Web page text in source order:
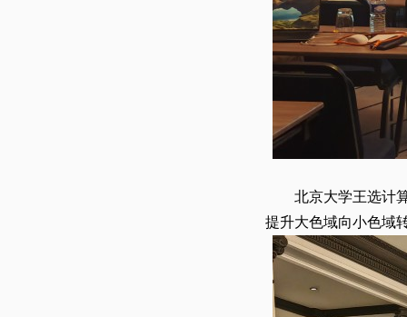
北京大学王选计算
提升大色域向小色域